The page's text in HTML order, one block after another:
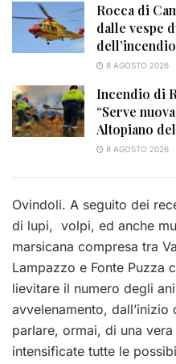
Rocca di
dalle vespe
8 AGOSTO 2026
Incendio di
“Serve
Altopiano
8 AGOSTO 2026
Ovindoli. A seguito dei
di lupi, volpi, ed anche
marsicana compresa tra
Lampazzo e Fonte Puzza
lievitare il numero degli
avvelenamento, dall’inizio
parlare, ormai, di una
intensificate tutte le